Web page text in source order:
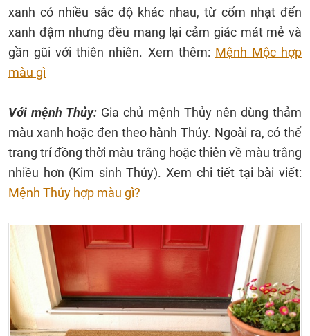
xanh có nhiều sắc độ khác nhau, từ cốm nhạt đến
xanh đậm nhưng đều mang lại cảm giác mát mẻ và
gần gũi với thiên nhiên. Xem thêm: Mệnh Mộc hợp
màu gì
Với mệnh Thủy: Gia chủ mệnh Thủy nên dùng thảm
màu xanh hoặc đen theo hành Thủy. Ngoài ra, có thể
trang trí đồng thời màu trắng hoặc thiên về màu trắng
nhiều hơn (Kim sinh Thủy). Xem chi tiết tại bài viết:
Mệnh Thủy hợp màu gì?